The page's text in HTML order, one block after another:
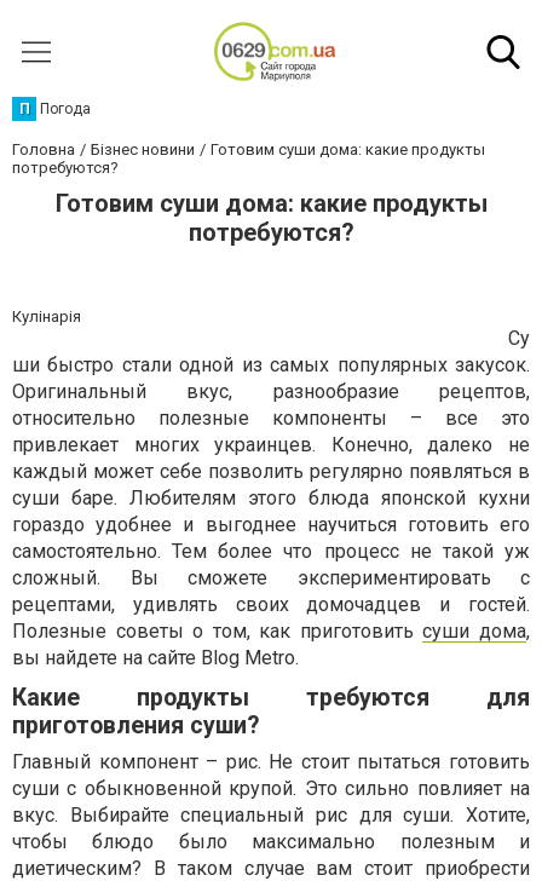
П Погода
Головна Бізнес новини
Готовим суши дома: какие продукты
потребуются?
Готовим суши дома: какие продукты
потребуются?
Кулінарія
Су
ши быстро стали одной из самых популярных закусок.
Оригинальный вкус, разнообразие рецептов,
относительно полезные компоненты – все это
привлекает многих украинцев. Конечно, далеко не
каждый может себе позволить регулярно появляться в
суши баре. Любителям этого блюда японской кухни
гораздо удобнее и выгоднее научиться готовить его
самостоятельно. Тем более что процесс не такой уж
сложный. Вы сможете экспериментировать с
рецептами, удивлять своих домочадцев и гостей.
Полезные советы о том, как приготовитьсуши дома,
вы найдете на сайте Blog Metro.
Какие продукты требуются для
приготовления суши?
Главный компонент – рис. Не стоит пытаться готовить
суши с обыкновенной крупой. Это сильно повлияет на
вкус. Выбирайте специальный рис для суши. Хотите,
чтобы блюдо было максимально полезным и
диетическим? В таком случае вам стоит приобрести